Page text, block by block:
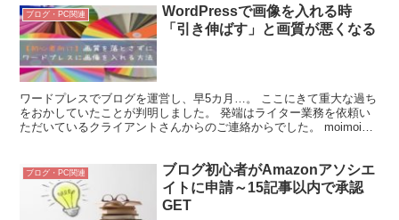
ブログ・PC関連
WordPressで画像を入れる時
「引き伸ばす」と画質が悪くなる
ワードプレスでブログを運営し、早5カ月…。 ここにきて重大な過ち
をおかしていたことが判明しました。 発端はライター業務を依頼い
ただいているクライアントさんからのご連絡からでした。 moimoiさ
ブログ・PC関連
ブログ初心者がAmazonアソシエ
イトに申請～15記事以内で承認
GET